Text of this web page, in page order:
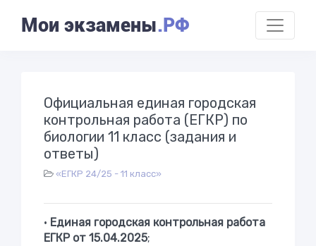
Мои экзамены.РФ
Официальная единая городская
контрольная работа (ЕГКР) по
биологии 11 класс (задания и
ответы)
«ЕГКР 24/25 - 11 класс»
• Единая городская контрольная работа
ЕГКР от 15.04.2025;